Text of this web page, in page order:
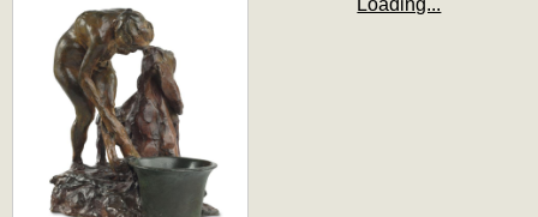
Loading...